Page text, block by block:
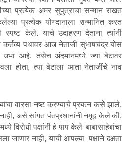
प्रत्येक अमर सुपुत्राचा सन्मान राखत
प्रत्येक योगदानाला सन्मानित करत
केले. याचे उदाहरण देताना त्यांनी
कर्तव्य पथावर आज नेताजी सुभाषचंद्र बोस
उभा आहे, तसेच अंदमानमध्ये ज्या बेटावर
होता, त्या बेटाला आता नेताजींचे नाव
वारसा नष्ट करण्याचे प्रयत्न कसे झाले,
असे सांगत पंतप्रधानांनी नमूद केले की,
विरोधी पक्षांनी हे पाप केले. बाबासाहेबांचा
जाणार नाही, याची आपल्या पक्षाने दक्षता